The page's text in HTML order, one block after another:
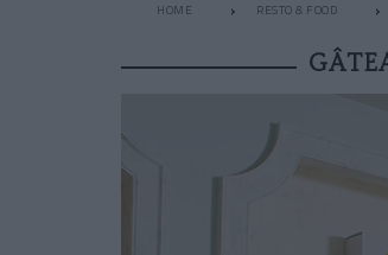
HOME RESTO & FOOD